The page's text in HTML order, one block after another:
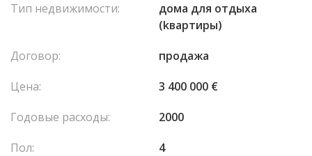
шкафом, душевой комнаты, а также отдельного туалета.
Тип недвижимости:
домa для отдыха
(kвартиры)
Договор:
продажа
Цена:
3 400 000 €
Годовые расходы:
2000
Пол:
4